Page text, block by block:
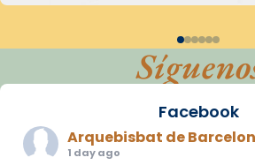
Facebook
Arquebisbat de
1 day ago